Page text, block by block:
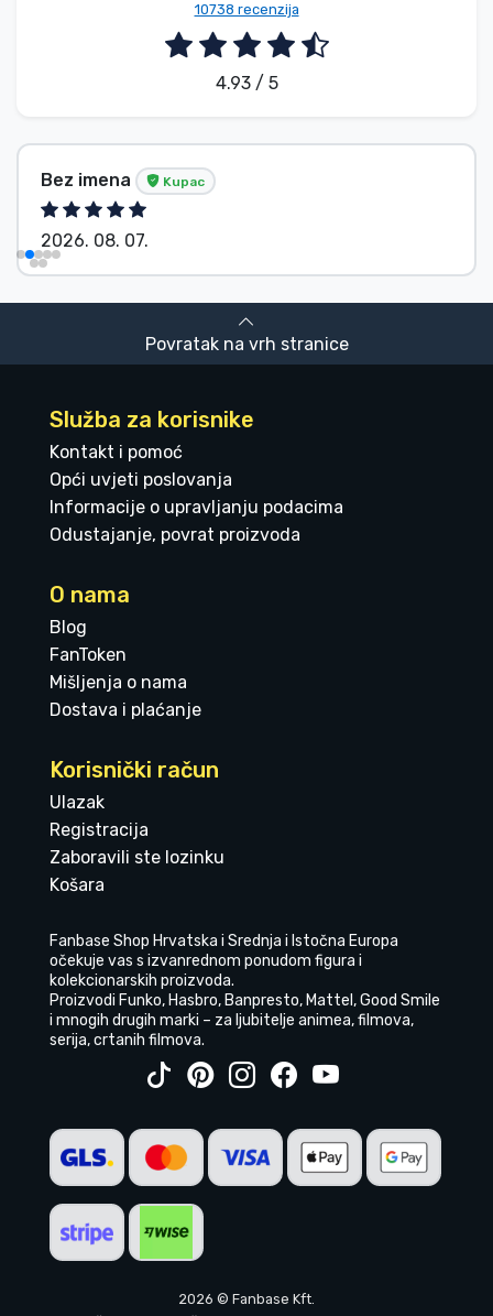
10738 recenzija
4.93 / 5
Bez imena Kupac
2026. 08. 07.
Povratak na vrh stranice
Služba za korisnike
Kontakt i pomoć
Opći uvjeti poslovanja
Informacije o upravljanju podacima
Odustajanje, povrat proizvoda
O nama
Blog
FanToken
Mišljenja o nama
Dostava i plaćanje
Korisnički račun
Ulazak
Registracija
Zaboravili ste lozinku
Košara
Fanbase Shop Hrvatska i Srednja i Istočna Europa
očekuje vas s izvanrednom ponudom figura i
kolekcionarskih proizvoda.
Proizvodi Funko, Hasbro, Banpresto, Mattel, Good Smile
i mnogih drugih marki – za ljubitelje animea, filmova,
serija, crtanih filmova.
2026 © Fanbase Kft.